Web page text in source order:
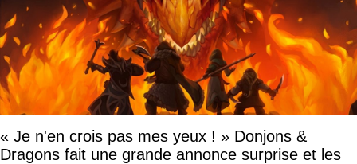
« Je n'en crois pas mes yeux ! » Donjons &
Dragons fait une grande annonce surprise et les